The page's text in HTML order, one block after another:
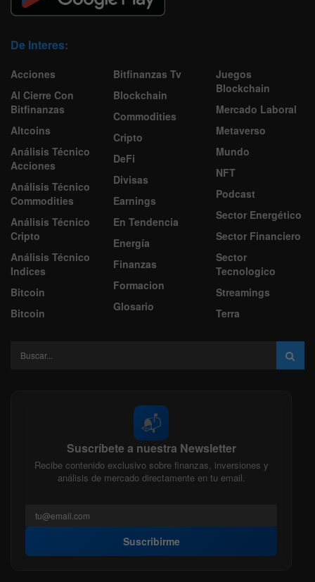
De Interes:
Acciones
Al Cierre Con
Bitfinanzas
Altcoins
Análisis Técnico
Acciones
Análisis Técnico
Commodities
Análisis Técnico
Cripto
Análisis Técnico
Indices
Bitcoin
Bitcoin
Bitfinanzas Tv
Blockchain
Commodities
Cripto
DeFi
Divisas
Earnings
En Tendencia
Energía
Finanzas
Formacion
Glosario
Juegos
Blockchain
Mercado Laboral
Metaverso
Mundo
NFT
Podcast
Sector Energético
Sector Financiero
Sector
Tecnologico
Streamings
Terra
📬
Suscríbete a nuestra Newsletter
Recibe contenido exclusivo sobre finanzas, inversiones y
análisis de mercado directamente en tu email.
Suscribirme